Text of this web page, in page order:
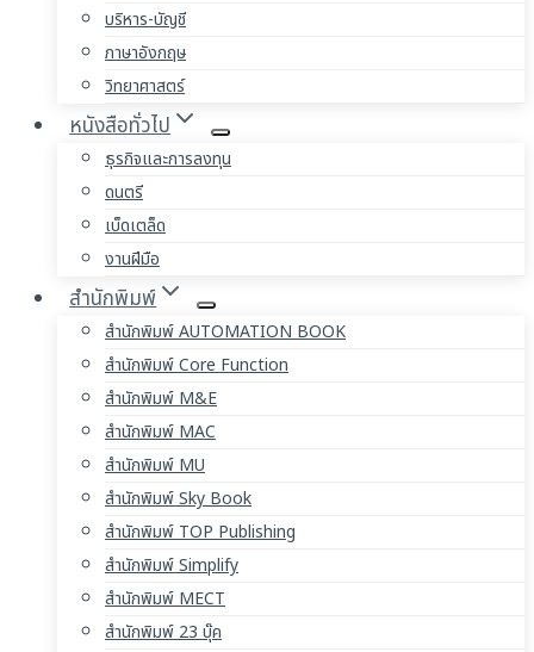
บริหาร-บัญชี
ภาษาอังกฤษ
วิทยาศาสตร์
หนังสือทั่วไป
ธุรกิจและการลงทุน
ดนตรี
เบ็ดเตล็ด
งานฝีมือ
สำนักพิมพ์
สำนักพิมพ์ AUTOMATION BOOK
สำนักพิมพ์ Core Function
สำนักพิมพ์ M&E
สำนักพิมพ์ MAC
สำนักพิมพ์ MU
สำนักพิมพ์ Sky Book
สำนักพิมพ์ TOP Publishing
สำนักพิมพ์ Simplify
สำนักพิมพ์ MECT
สำนักพิมพ์ 23 บุ๊ค